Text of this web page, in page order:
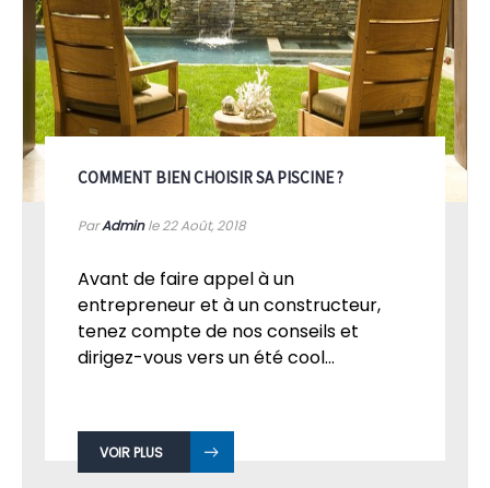
COMMENT BIEN CHOISIR SA PISCINE ?
ParAdminle 22Août, 2018
Avant de faire appel à un
entrepreneur et à un constructeur,
tenez compte de nos conseils et
dirigez-vous vers un été cool...
VOIR PLUS